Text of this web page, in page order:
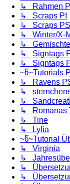
↳ Rahmen
↳ Scraps PI
↳ Scraps
↳ Winter/X-
↳
↳ Signtags
↳ Signtags
~წ~Tutorials
↳ Ravens
↳
↳
↳ Romanas
↳ Tine
↳ Lylia
~წ~Tutorial
↳ Virginia
↳
↳
↳